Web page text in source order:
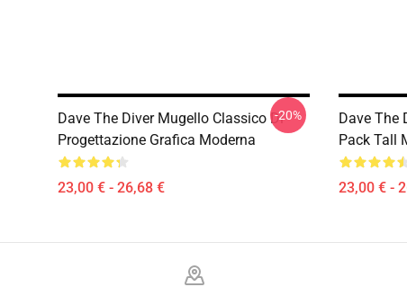
Dave The Diver Mugello Classico Di
Progettazione Grafica Moderna
23,00 € - 26,68 €
-20%
Dave The
Pack Tall
23,00 € -